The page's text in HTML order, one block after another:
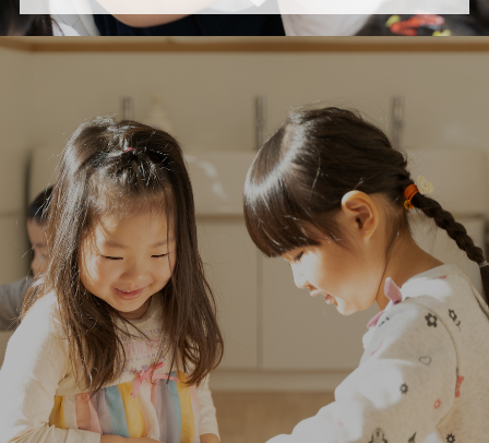
園からのお知らせ
「すくすく子育て」でリトルスター保育園が紹介されま
各園のブログ
2026.08.06 赤しそジュース作り～にじ組～2026.08.0
5 【そら組】誕生会
一覧を見る